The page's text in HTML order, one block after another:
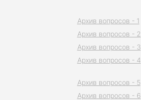
Архив вопросов - 1
Архив вопросов - 2
Архив вопросов - 3
Архив вопросов - 4
Архив вопросов - 5
Архив вопросов - 6